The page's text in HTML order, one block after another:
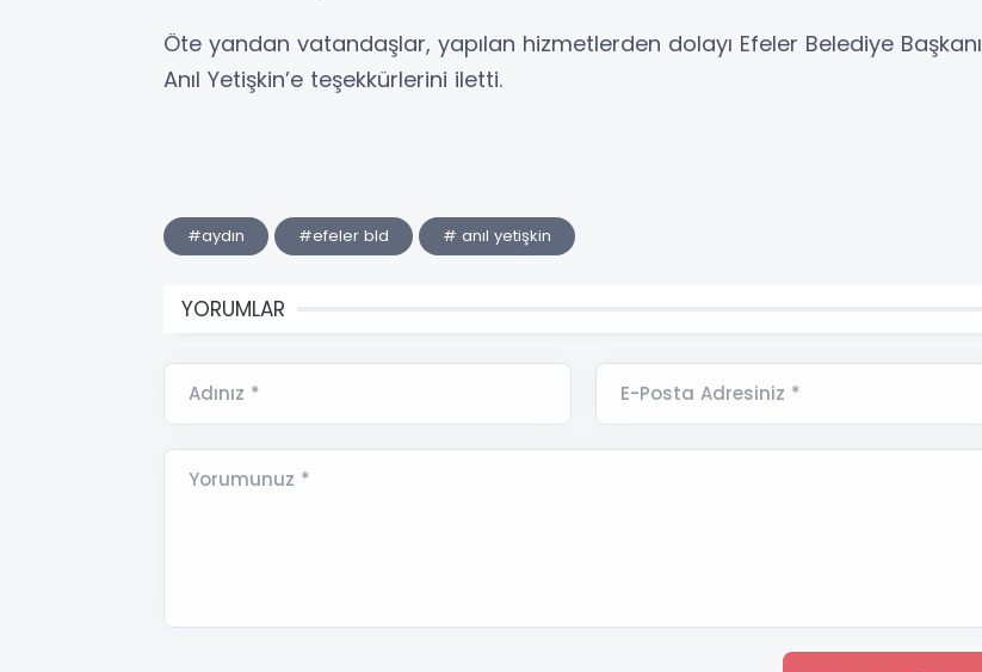
Öte yandan vatandaşlar, yapılan hizmetlerden dolayı Efeler Belediye Başkanı
Anıl Yetişkin’e teşekkürlerini iletti.
#aydın #efeler bld # anıl yetişkin
YORUMLAR
Adınız * E-Posta Adresiniz *
Yorumunuz *